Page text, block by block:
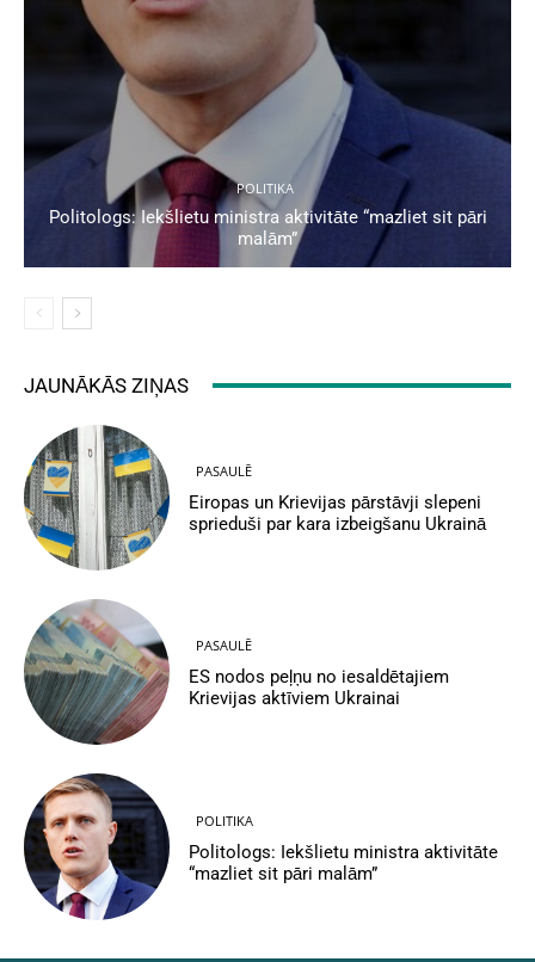
POLITIKA
Politologs: Iekšlietu ministra aktivitāte “mazliet sit pāri
malām”
JAUNĀKĀS ZIŅAS
PASAULĒ
Eiropas un Krievijas pārstāvji slepeni
sprieduši par kara izbeigšanu Ukrainā
PASAULĒ
ES nodos peļņu no iesaldētajiem
Krievijas aktīviem Ukrainai
POLITIKA
Politologs: Iekšlietu ministra aktivitāte
“mazliet sit pāri malām”